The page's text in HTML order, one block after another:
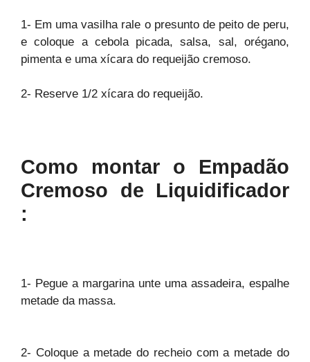
1- Em uma vasilha rale o presunto de peito de peru,
e coloque a cebola picada, salsa, sal, orégano,
pimenta e uma xícara do requeijão cremoso.
2- Reserve 1/2 xícara do requeijão.
Como montar o Empadão
Cremoso de Liquidificador
:
1- Pegue a margarina unte uma assadeira, espalhe
metade da massa.
2- Coloque a metade do recheio com a metade do